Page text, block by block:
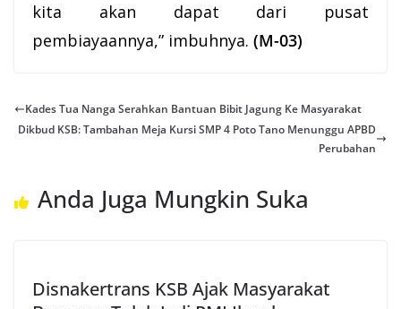
kita akan dapat dari pusat
pembiayaannya,” imbuhnya. (M-03)
Kades Tua Nanga Serahkan Bantuan Bibit Jagung Ke Masyarakat
Dikbud KSB: Tambahan Meja Kursi SMP 4 Poto Tano Menunggu APBD
Perubahan
Anda Juga Mungkin Suka
Disnakertrans KSB Ajak Masyarakat